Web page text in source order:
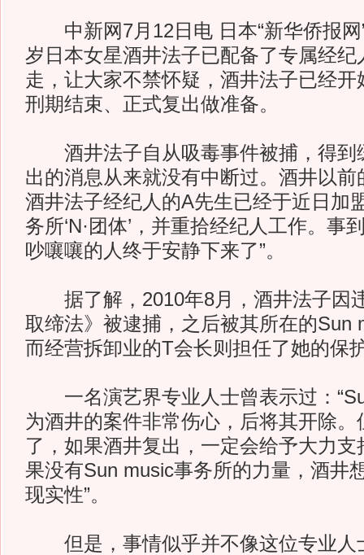
中新网7月12日电 日本“新华侨报网
岁日本女星酒井法子已配备了专属经纪
走，让大家不禁怀疑，酒井法子已经开
刑期结束、正式复出做准备。
酒井法子自从吸毒事件被捕，得到
出的消息从来就没有中断过。酒井以前
酒井法子经纪人的A先生已经于近日加
务所‘N·团体’，并重拾经纪人工作。事
吵嚷嚷的人终于安静下来了”。
据了解，2010年8月，酒井法子因
取缔法》被逮捕，之后被其所在的Sun
而经营拆卸业的T会长则担任了她的保
一名演艺界专业人士曾表示过：
为酒井的案件非常伤心，后将其开除
了，如果酒井复出，一定会给予大力
果没有Sun music事务所的力量，酒井
现实性”。
但是，事情似乎并不像这位专业人